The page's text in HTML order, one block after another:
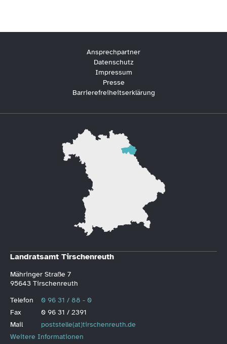
Ansprechpartner
Datenschutz
Impressum
Presse
Barrierefreiheitserklärung
Landratsamt Tirschenreuth
Mähringer Straße 7
95643 Tirschenreuth
Telefon
0 96 31 / 88 - 0
Fax
0 96 31 / 2391
Mail
poststelle(at)tirschenreuth.de
Weitere Informationen